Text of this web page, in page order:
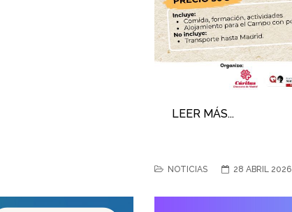
LEER MÁS...
NOTICIAS 28 ABRIL 2026